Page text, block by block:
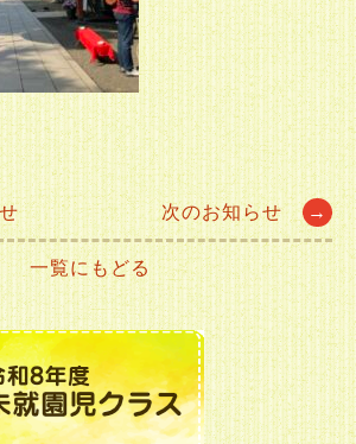
次のお知らせ →
一覧にもどる